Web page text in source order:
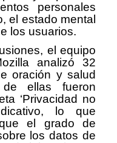
personales
el estado mental
los usuarios.
el equipo
analizó 32
oración y salud
ellas fueron
‘Privacidad no
lo que
el grado de
los datos de